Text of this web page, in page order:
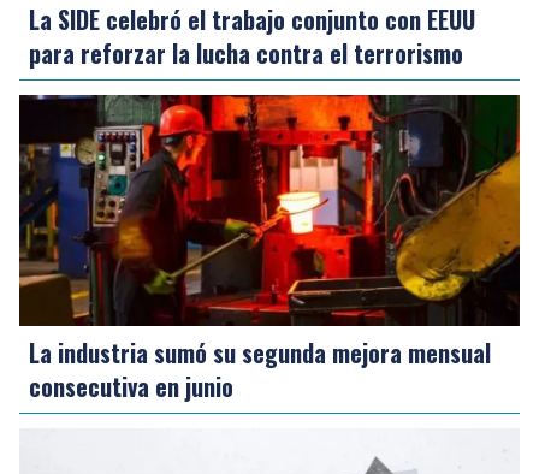
La SIDE celebró el trabajo conjunto con EEUU
para reforzar la lucha contra el terrorismo
La industria sumó su segunda mejora mensual
consecutiva en junio